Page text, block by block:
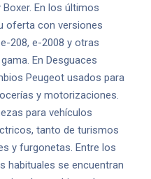
En los últimos
oferta con versiones
208, e-2008 y otras
En Desguaces
Peugeot usados para
y motorizaciones.
para vehículos
tanto de turismos
y furgonetas. Entre los
habituales se encuentran